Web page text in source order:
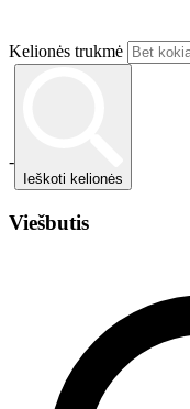
Kelionės trukmė
-
Ieškoti kelionės
Viešbutis